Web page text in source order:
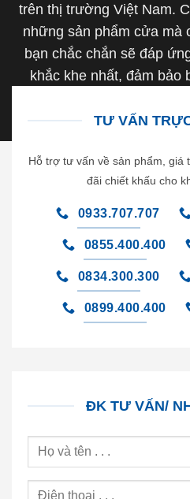
trên thị trường Việt Nam.
những sản phẩm cửa mà
bạn chắc chắn sẽ đáp
khắc khe nhất, đảm bảo
TƯ VẤN
Hỗ trợ tư vấn về sản phẩm, giá
đãi chiết khấu cho
0933.707.707
0855.400.400
0834.300.300
0899.400.400
ĐK TƯ VẤN/